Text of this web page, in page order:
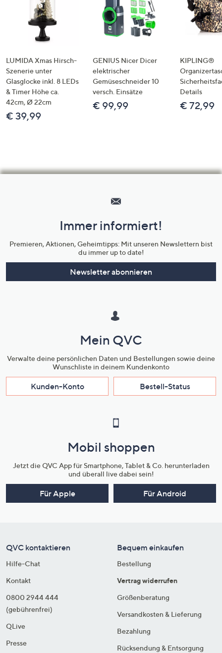
LUMIDA Xmas Hirsch-
Szenerie unter
Glasglocke inkl. 8 LEDs
& Timer Höhe ca.
42cm, Ø 22cm
€ 39,99
GENIUS Nicer Dicer
elektrischer
Gemüseschneider 10
versch. Einsätze
€ 99,99
KIPLING®
Details
€ 72,99
Unternehmensinformationen
Immer informiert!
Premieren, Aktionen, Geheimtipps: Mit unseren Newslettern bist
du immer up to date!
Newsletter abonnieren
Mein QVC
Verwalte deine persönlichen Daten und Bestellungen sowie deine
Wunschliste in deinem Kundenkonto
Kunden-Konto Bestell-Status
Mobil shoppen
Jetzt die QVC App für Smartphone, Tablet & Co. herunterladen
und überall live dabei sein!
Für Apple Für Android
QVC kontaktieren
Hilfe-Chat
Kontakt
0800 2944 444
(gebührenfrei)
QLive
Presse
Bequem einkaufen
Bestellung
Vertrag widerrufen
Größenberatung
Versandkosten & Lieferung
Bezahlung
Rücksendung & Entsorgung